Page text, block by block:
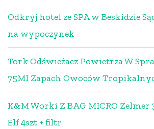
Odkryj hotel ze SPA w Beskidzie
na wypoczynek
Tork Odświeżacz Powietrza W
75Ml Zapach Owoców
K&M Worki Z BAG MICRO Zelmer
Elf 4szt + filtr